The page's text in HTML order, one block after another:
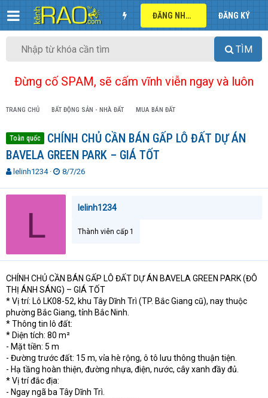
ĐĂNG NHẬP ĐĂNG KÝ
TÌM
Đừng cố SPAM, sẽ cấm vĩnh viễn ngay và luôn
TRANG CHỦ BẤT ĐỘNG SẢN - NHÀ ĐẤT MUA BÁN ĐẤT
Toàn quốc
CHÍNH CHỦ CẦN BÁN GẤP LÔ ĐẤT DỰ ÁN
BAVELA GREEN PARK – GIÁ TỐT
T
r
a
t
e
r
lelinh1234
N
à
8/7/26
L lelinh1234
Thành viên cấp 1
CHÍNH CHỦ CẦN BÁN GẤP LÔ ĐẤT DỰ ÁN BAVELA GREEN PARK (ĐÔ
THỊ ÁNH SÁNG) – GIÁ TỐT
* Vị trí: Lô LK08-52, khu Tây Dĩnh Trì (TP. Bắc Giang cũ), nay thuộc
phường Bắc Giang, tỉnh Bắc Ninh.
* Thông tin lô đất:
* Diện tích: 80 m²
- Mặt tiền: 5 m
- Đường trước đất: 15 m, vỉa hè rộng, ô tô lưu thông thuận tiện.
- Hạ tầng hoàn thiện, đường nhựa, điện, nước, cây xanh đầy đủ.
* Vị trí đắc địa:
- Ngay ngã ba Tây Dĩnh Trì.